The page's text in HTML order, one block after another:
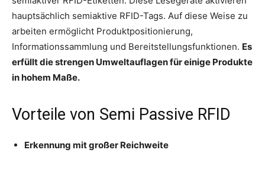
hauptsächlich semiaktive RFID-Tags. Auf diese Weise zu
arbeiten ermöglicht Produktpositionierung,
Informationssammlung und Bereitstellungsfunktionen. Es
erfüllt die strengen Umweltauflagen für einige Produkte
in hohem Maße.
Vorteile von Semi Passive RFID
Erkennung mit großer Reichweite